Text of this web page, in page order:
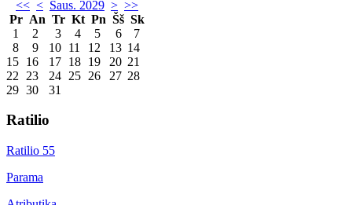
<< < Saus. 2029 > >>
Pr An Tr Kt Pn Šš Sk
1
2 3 4 5 6
7
8
9 10 11 12 13 14
15 16 17 18 19 20 21
22
23 24 25 26 27 28
29 30 31
Ratilio
Ratilio 55
Parama